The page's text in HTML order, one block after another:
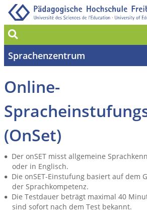
Suche
Sprachenzentrum
Online-
(OnSet)
Der onSET misst allgemeine
oder in Englisch.
Die onSET-Einstufung basiert auf dem
der Sprachkompetenz.
Die Testdauer beträgt maximal 40
sind sofort nach dem Test bekannt.